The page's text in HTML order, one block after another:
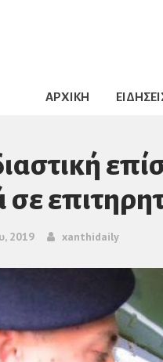
ΑΡΧΙΚΗ
2019 xanthidaily